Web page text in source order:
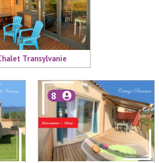
Transylvanie
8